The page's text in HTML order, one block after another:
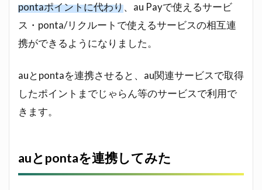
pontaポイントに代わり、au Payで使えるサービ
ス・ponta/リクルートで使えるサービスの相互連
携ができるようになりました。
auとpontaを連携させると、au関連サービスで取得
したポイントまでじゃらん等のサービスで利用で
きます。
auとpontaを連携してみた